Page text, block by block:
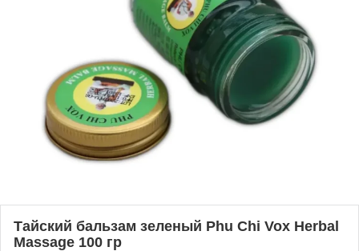
Тайский бальзам зеленый Phu Chi Vox Herbal
Massage 100 гр